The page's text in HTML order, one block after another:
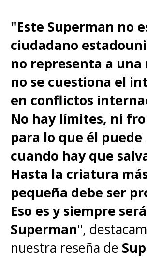
"Este Superman no
ciudadano
no representa a una
no se cuestiona el
en conflictos
No hay límites, ni
para lo que él puede
cuando hay que
Hasta la criatura
pequeña debe ser
Eso es y siempre será
Superman",
nuestra reseña de